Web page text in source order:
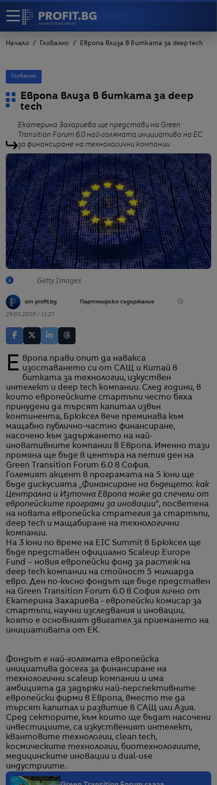
Начало Глобално Европа влиза в битката за deep tech
Глобално
Европа влиза в битката за deep
tech
Екатерина Захариева ще представи на Green
Transition Forum 6.0 най-голямата инициатива на ЕС
за финансиране на технологични компании
Getty Images
от profit.bg Партньорско съдържание
29.05.2026 / 11:27
Европа прави опит да навакса изоставането си от САЩ и Китай в
битката за технологии, изкуствен
интелект и deep tech компании. След години, в
които европейските стартъпи често бяха
принудени да търсят капитал извън
континента, Брюксел вече преминава към
мащабно публично-частно финансиране,
насочено към задържането на най-
иновативните компании в Европа. Именно тази
промяна ще бъде в центъра на петия ден на
Green Transition Forum 6.0 в София.
Големият акцент в програмата на 5 юни ще
бъде дискусията „Финансиране на бъдещето: как
Централна и Източна Европа може да спечели от
европейските програми за иновации“, посветена
на новата европейска стратегия за стартъпи,
deep tech и мащабиране на технологични
компании.
На 3 юни по време на EIC Summit в Брюксел ще
бъде представен официално Scaleup Europe
Fund – новия европейски фонд за растеж на
deep tech компании на стойност 5 милиарда
евро. Ден по-късно фондът ще бъде представен
на Green Transition Forum 6.0 в София лично от
Екатерина Захариева - европейски комисар за
стартъпи, научни изследвания и иновации,
която е основният двигател за приемането на
инициативата от ЕК.
Фондът е най-голямата европейска
инициатива досега за финансиране на
технологични scaleup компании и има
амбицията да задържи най-перспективните
европейски фирми в Европа, вместо те да
търсят капитал и развитие в САЩ или Азия.
Сред секторите, към които ще бъдат насочени
инвестициите, са изкуственият интелект,
квантовите технологии, clean tech,
космическите технологии, биотехнологиите,
медицинските иновации и dual-use
индустриите.